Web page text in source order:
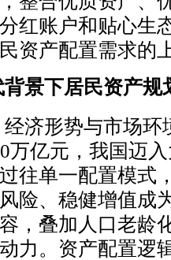
红账户和贴心生
资产配置需求的
景下居民资产规
济形势与市场环
万亿元，我国迈
往单一配置模式
险、稳健增值成
，叠加人口老龄
力。资产配置逻